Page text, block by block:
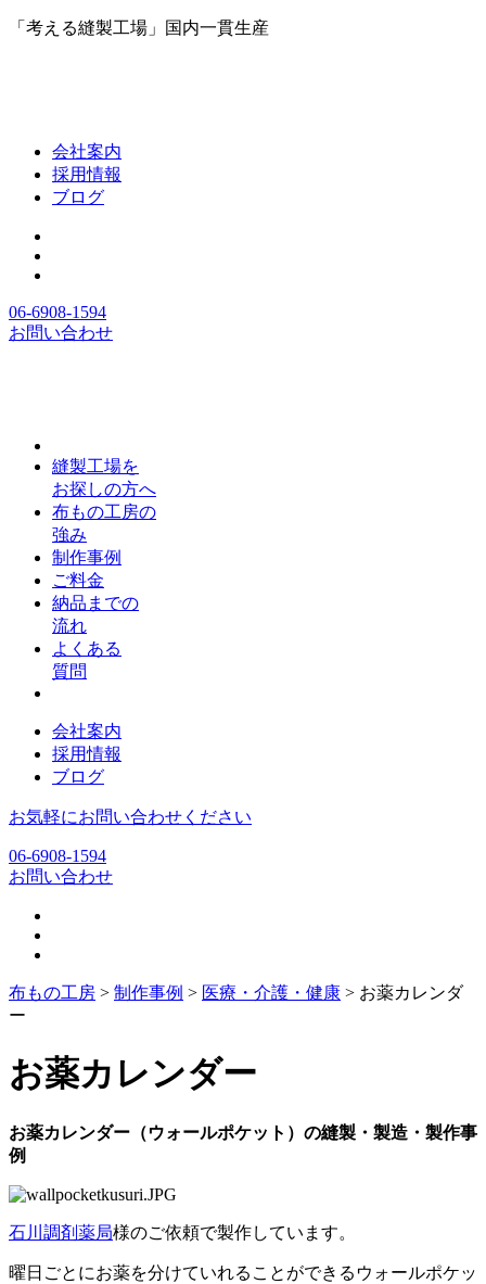
「考える縫製工場」国内一貫生産
会社案内
採用情報
ブログ
06-6908-1594
お問い合わせ
縫製工場を
お探しの方へ
布もの工房の
強み
制作事例
ご料金
納品までの
流れ
よくある
質問
会社案内
採用情報
ブログ
お気軽にお問い合わせください
06-6908-1594
お問い合わせ
布もの工房 > 制作事例 > 医療・介護・健康 > お薬カレンダ
ー
お薬カレンダー
お薬カレンダー（ウォールポケット）の縫製・製造・製作事
例
石川調剤薬局様のご依頼で製作しています。
曜日ごとにお薬を分けていれることができるウォールポケッ